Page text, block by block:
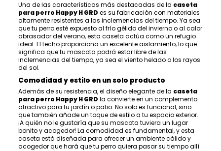
Una de las características más destacadas de la caseta
para perro Happy H GRD es su fabricación con materiales
altamente resistentes a las inclemencias del tiempo. Ya sea
que tu perro esté expuesto al frío gélido del invierno o al calor
abrasador del verano, esta caseta actúa como un refugio
ideal. El techo proporciona un excelente aislamiento, lo que
significa que tu mascota podrá estar libre de las
inclemencias del tiempo, ya sea el viento helado o los rayos
del sol.
Comodidad y estilo en un solo producto
Además de su resistencia, el diseño elegante de la caseta
para perro Happy H GRD la convierte en un complemento
atractivo para tu jardín o patio. No solo es funcional, sino
que también añade un toque de estilo a tu espacio exterior.
¡A quién no le gustaría que su mascota tuviera un lugar
bonito y acogedor! La comodidad es fundamental, y esta
caseta está diseñada para ofrecer un ambiente cálido y
acogedor que hará que tu perro quiera pasar su tiempo allí.